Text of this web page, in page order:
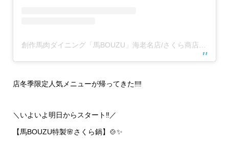
店冬季限定人気メニューが帰ってきた‼️‼️
＼いよいよ明日からスタート‼️／
【馬BOUZU特製🌸さくら鍋】🍲✨